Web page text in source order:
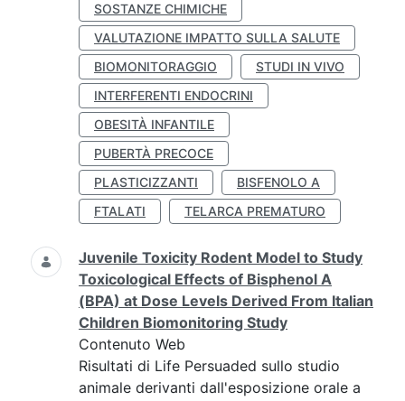
SOSTANZE CHIMICHE
VALUTAZIONE IMPATTO SULLA SALUTE
BIOMONITORAGGIO
STUDI IN VIVO
INTERFERENTI ENDOCRINI
OBESITÀ INFANTILE
PUBERTÀ PRECOCE
PLASTICIZZANTI
BISFENOLO A
FTALATI
TELARCA PREMATURO
Juvenile Toxicity Rodent Model to Study
Toxicological Effects of Bisphenol A
(BPA) at Dose Levels Derived From Italian
Children Biomonitoring Study
Contenuto Web
Risultati di Life Persuaded sullo studio
animale derivanti dall'esposizione orale a